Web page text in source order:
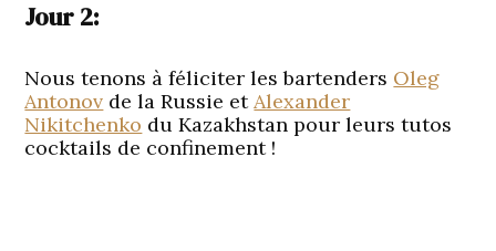
Jour 2:
Nous tenons à féliciter les bartenders Oleg
Antonov de la Russie etAlexander
Nikitchenko du Kazakhstan pour leurs tutos
cocktails de confinement !